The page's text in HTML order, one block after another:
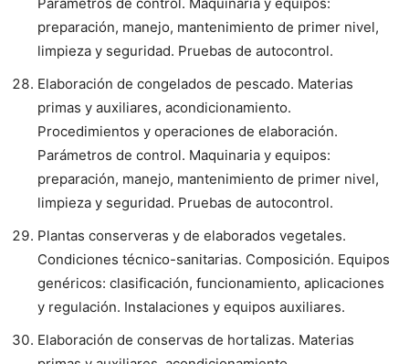
preparación, manejo, mantenimiento de primer nivel,
limpieza y seguridad. Pruebas de autocontrol.
Elaboración de congelados de pescado. Materias
primas y auxiliares, acondicionamiento.
Procedimientos y operaciones de elaboración.
Parámetros de control. Maquinaria y equipos:
preparación, manejo, mantenimiento de primer nivel,
limpieza y seguridad. Pruebas de autocontrol.
Plantas conserveras y de elaborados vegetales.
Condiciones técnico-sanitarias. Composición. Equipos
genéricos: clasificación, funcionamiento, aplicaciones
y regulación. Instalaciones y equipos auxiliares.
Elaboración de conservas de hortalizas. Materias